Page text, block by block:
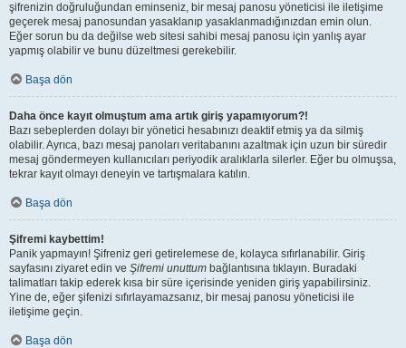
şifrenizin doğruluğundan eminseniz, bir mesaj panosu yöneticisi ile iletişime
geçerek mesaj panosundan yasaklanıp yasaklanmadığınızdan emin olun.
Eğer sorun bu da değilse web sitesi sahibi mesaj panosu için yanlış ayar
yapmış olabilir ve bunu düzeltmesi gerekebilir.
Başa dön
Daha önce kayıt olmuştum ama artık giriş yapamıyorum?!
Bazı sebeplerden dolayı bir yönetici hesabınızı deaktif etmiş ya da silmiş
olabilir. Ayrıca, bazı mesaj panoları veritabanını azaltmak için uzun bir süredir
mesaj göndermeyen kullanıcıları periyodik aralıklarla silerler. Eğer bu olmuşsa,
tekrar kayıt olmayı deneyin ve tartışmalara katılın.
Başa dön
Şifremi kaybettim!
Panik yapmayın! Şifreniz geri getirelemese de, kolayca sıfırlanabilir. Giriş
sayfasını ziyaret edin ve Şifremi unuttum bağlantısına tıklayın. Buradaki
talimatları takip ederek kısa bir süre içerisinde yeniden giriş yapabilirsiniz.
Yine de, eğer şifenizi sıfırlayamazsanız, bir mesaj panosu yöneticisi ile
iletişime geçin.
Başa dön